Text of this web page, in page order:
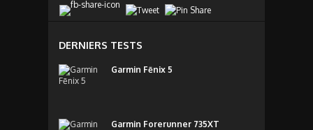
DERNIERS TESTS
Garmin Fēnix 5
Garmin Forerunner 735XT